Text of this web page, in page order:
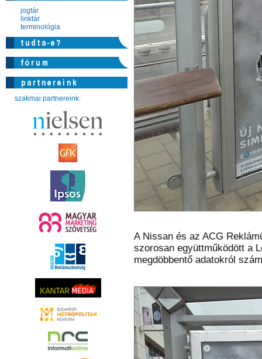
jogtár
linktár
terminológia
szakmai partnereink:
A Nissan és az ACG
szorosan együttműködött a
megdöbbentő adatokról